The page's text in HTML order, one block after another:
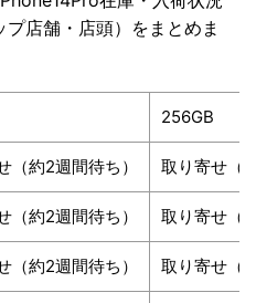
店舗・店頭）をまとめま
256GB
（約2週間待ち） 取り寄せ（
（約2週間待ち） 取り寄せ（
（約2週間待ち） 取り寄せ（